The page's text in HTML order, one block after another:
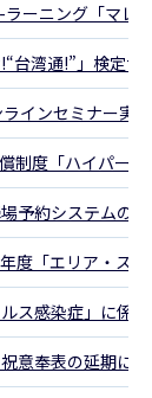
ーニング「マレ
台湾通!”」検定サ
インセミナー実
制度「ハイパー
予約システムの
度「エリア・ス
ス感染症」に係
意奉表の延期に